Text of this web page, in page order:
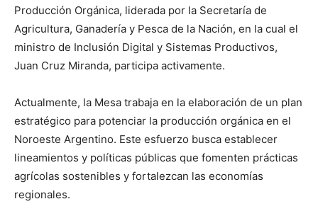
Producción Orgánica, liderada por la Secretaría de
Agricultura, Ganadería y Pesca de la Nación, en la cual el
ministro de Inclusión Digital y Sistemas Productivos,
Juan Cruz Miranda, participa activamente.
Actualmente, la Mesa trabaja en la elaboración de un plan
estratégico para potenciar la producción orgánica en el
Noroeste Argentino. Este esfuerzo busca establecer
lineamientos y políticas públicas que fomenten prácticas
agrícolas sostenibles y fortalezcan las economías
regionales.